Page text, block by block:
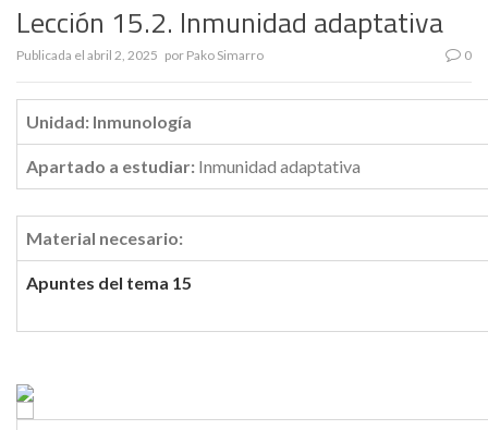
Lección 15.2. Inmunidad adaptativa
Publicada el abril 2, 2025 por Pako Simarro 0
Unidad: Inmunología
Apartado a estudiar: Inmunidad adaptativa
Material necesario:
Apuntes del tema 15